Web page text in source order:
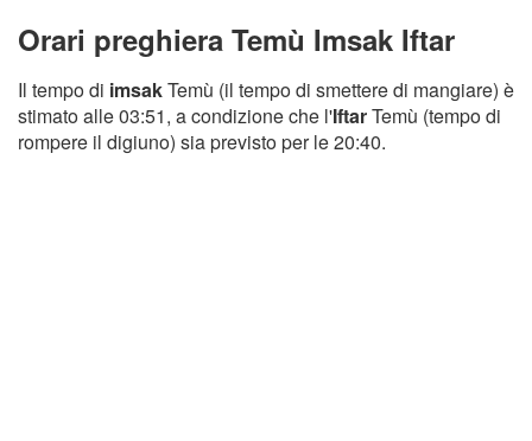
Orari preghiera Temù Imsak Iftar
Il tempo di imsakTemù (il tempo di smettere di mangiare) è
stimato alle 03:51, a condizione che l'IftarTemù (tempo di
rompere il digiuno) sia previsto per le 20:40.